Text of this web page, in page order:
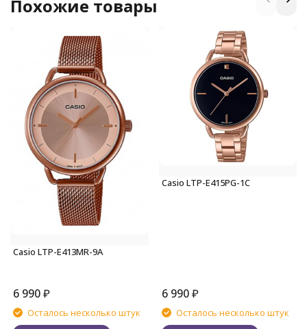
Похожие товары
Casio LTP-E413MR-9A
6 990₽
Осталось несколько штук
Casio LTP-E415PG-1C
6 990 ₽
Осталось несколько штук